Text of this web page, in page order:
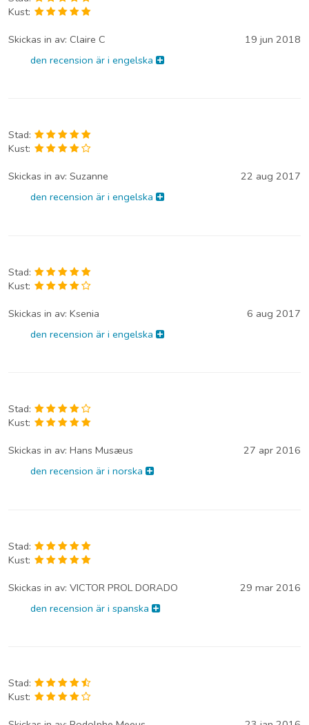
Kust:
Skickas in av: Claire C
19 jun 2018
den recension är i engelska
Stad:
Kust:
Skickas in av: Suzanne
22 aug 2017
den recension är i engelska
Stad:
Kust:
Skickas in av: Ksenia
6 aug 2017
den recension är i engelska
Stad:
Kust:
Skickas in av: Hans Musæus
27 apr 2016
den recension är i norska
Stad:
Kust:
Skickas in av: VICTOR PROL DORADO
29 mar 2016
den recension är i spanska
Stad:
Kust: